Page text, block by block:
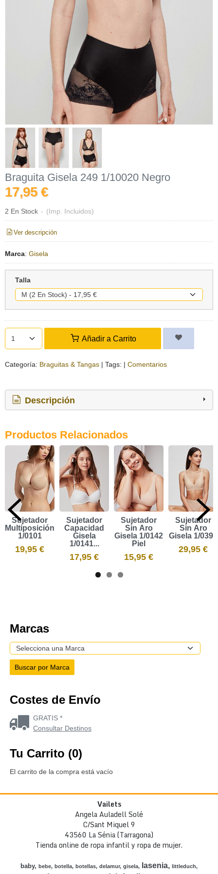
Braguita Gisela 249 1/10020 Negro
17,95 €
2 En Stock - (Imp. Incluidos)
Ver descripción
Marca: Gisela
Talla
Añadir a Carrito
Categoría: Braguitas & Tangas | Tags: | Comentarios
Descripción
Productos Relacionados
Sujetador
Multiposición
1/0101
19,95 €
Sujetador
Capacidad
Gisela
1/0141...
17,95 €
Sujetador
Sin Aro
Gisela 1/0142
Piel
15,95 €
Sujetador
Sin Aro
Gisela 1/0394
29,95 €
Marcas
Costes de Envío
GRATIS *
Consultar Destinos
Tu Carrito (0)
El carrito de la compra está vacío
Vailets
Angela Auladell Solé
C/Sant Miquel 9
43560 La Sénia (Tarragona)
Tienda online de ropa infantil y ropa de mujer.
baby bebe botella botellas delamur gisela lasenia littleduch